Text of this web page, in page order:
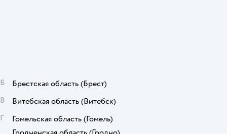
Б Брестская область (Брест)
В
Витебская область (Витебск)
Г
Гомельская область (Гомель)